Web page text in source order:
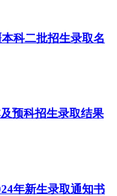
科二批招生录取名
预科招生录取结果
年新生录取通知书